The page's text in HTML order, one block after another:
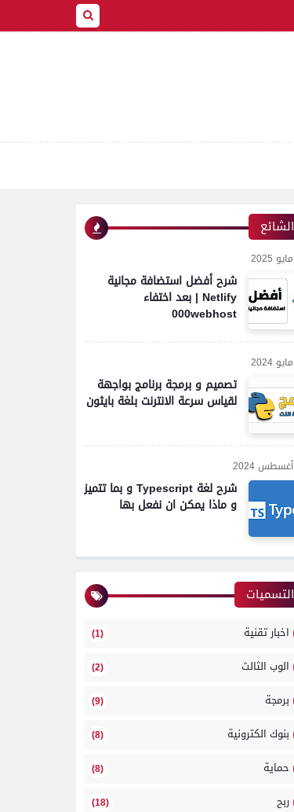
الشائع
شرح أفضل استضافة مجانية
Netlify | بعد اختفاء
000webhost
تصميم و برمجة برنامج بواجهة
لقياس سرعة الانترنت بلغة بايثون
شرح لغة Typescript و بما تتميز
و ماذا يمكن ان نفعل بها
التسميات
اخبار تقنية (1)
الوب الثالث (2)
برمجة (9)
بنوك الكترونية (8)
حماية (8)
ربح (18)